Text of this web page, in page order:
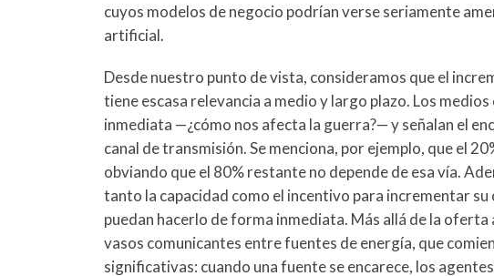
cuyos modelos de negocio podrían verse seriamente
artificial.
Desde nuestro punto de vista, consideramos que el
tiene escasa relevancia a medio y largo plazo. Los
inmediata —¿cómo nos afecta la guerra?— y señalan el
canal de transmisión. Se menciona, por ejemplo, que el
obviando que el 80% restante no depende de esa vía.
tanto la capacidad como el incentivo para incrementar
puedan hacerlo de forma inmediata. Más allá de la
vasos comunicantes entre fuentes de energía, que
significativas: cuando una fuente se encarece, los